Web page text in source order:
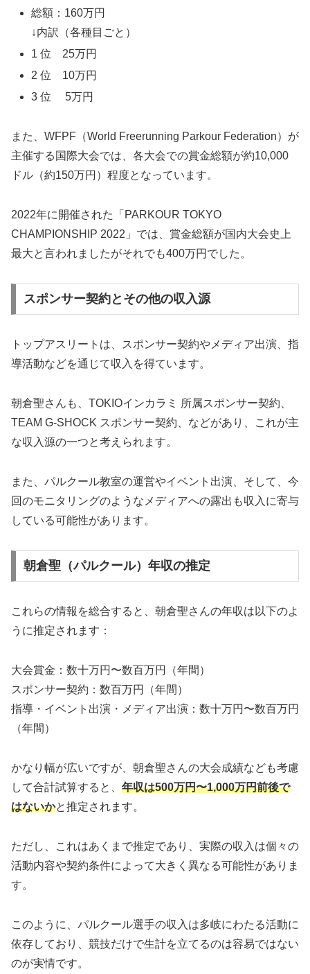
総額：160万円
↓内訳（各種目ごと）
1 位 25万円
2 位 10万円
3 位 5万円
また、WFPF（World Freerunning Parkour Federation）が
主催する国際大会では、各大会での賞金総額が約10,000
ドル（約150万円）程度となっています。
2022年に開催された「PARKOUR TOKYO
CHAMPIONSHIP 2022」では、賞金総額が国内大会史上
最大と言われましたがそれでも400万円でした。​
スポンサー契約とその他の収入源
トップアスリートは、スポンサー契約やメディア出演、指
導活動などを通じて収入を得ています。​
朝倉聖さんも、TOKIOインカラミ 所属スポンサー契約、
TEAM G-SHOCK スポンサー契約、などがあり、これが主
な収入源の一つと考えられます。​
また、パルクール教室の運営やイベント出演、そして、今
回のモニタリングのようなメディアへの露出も収入に寄与
している可能性があります。
朝倉聖（パルクール）年収の推定
これらの情報を総合すると、朝倉聖さんの年収は以下のよ
うに推定されます：​
大会賞金：数十万円〜数百万円（年間）
スポンサー契約：数百万円（年間）
指導・イベント出演・メディア出演：数十万円〜数百万円
（年間）​
かなり幅が広いですが、朝倉聖さんの大会成績なども考慮
して合計試算すると、 年収は500万円〜1,000万円前後で
はないかと推定されます。
​ただし、これはあくまで推定であり、実際の収入は個々の
活動内容や契約条件によって大きく異なる可能性がありま
す。
このように、パルクール選手の収入は多岐にわたる活動に
依存しており、競技だけで生計を立てるのは容易ではない
のが実情です。